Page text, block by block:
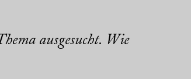
ausgesucht. Wie